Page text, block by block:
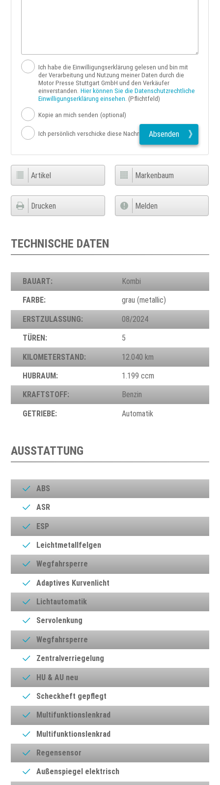
Ich habe die Einwilligungserklärung gelesen und bin mit
der Verarbeitung und Nutzung meiner Daten durch die
Motor Presse Stuttgart GmbH und den Verkäufer
einverstanden. Hier können Sie die Datenschutzrechtliche
Einwilligungserklärung einsehen. (Pflichtfeld)
Kopie an mich senden (optional)
Ich persönlich verschicke diese Nachricht Absenden
Artikel Markenbaum
Drucken Melden
TECHNISCHE DATEN
BAUART: Kombi
FARBE: grau (metallic)
ERSTZULASSUNG: 08/2024
TÜREN: 5
KILOMETERSTAND: 12.040 km
HUBRAUM: 1.199 ccm
KRAFTSTOFF: Benzin
GETRIEBE: Automatik
AUSSTATTUNG
ABS
ASR
ESP
Leichtmetallfelgen
Wegfahrsperre
Adaptives Kurvenlicht
Lichtautomatik
Servolenkung
Wegfahrsperre
Zentralverriegelung
HU & AU neu
Scheckheft gepflegt
Multifunktionslenkrad
Multifunktionslenkrad
Regensensor
Außenspiegel elektrisch